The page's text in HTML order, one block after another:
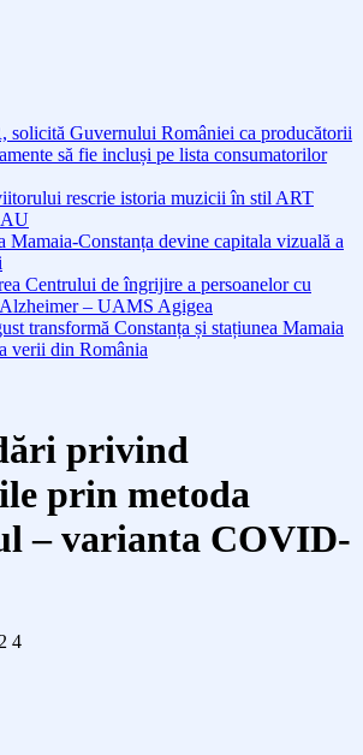
solicită Guvernului României ca producătorii
să fie incluși pe lista consumatorilor
rescrie istoria muzicii în stil ART
Mamaia-Constanța devine capitala vizuală a
Centrului de îngrijire a persoanelor cu
– UAMS Agigea
transformă Constanța și stațiunea Mamaia
verii din România
privind
prin metoda
– varianta COVID-
4